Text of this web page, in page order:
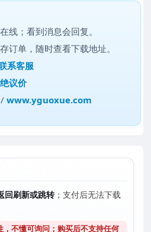
线；看到消息会回复。
订单，随时查看下载地址。
系客服
议价
/www.yguoxue.com
回刷新或跳转；支付后无法下载
，不懂可询问；购买后不支持任何